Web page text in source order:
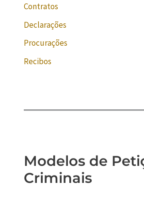
Contratos
Declarações
Procurações
Recibos
Modelos de
Criminais